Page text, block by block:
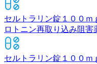
セルトラリン錠１００ｍ
ロトニン再取り込み阻害
セルトラリン錠１００ｍ